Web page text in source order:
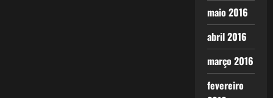
maio 2016
abril 2016
março 2016
fevereiro